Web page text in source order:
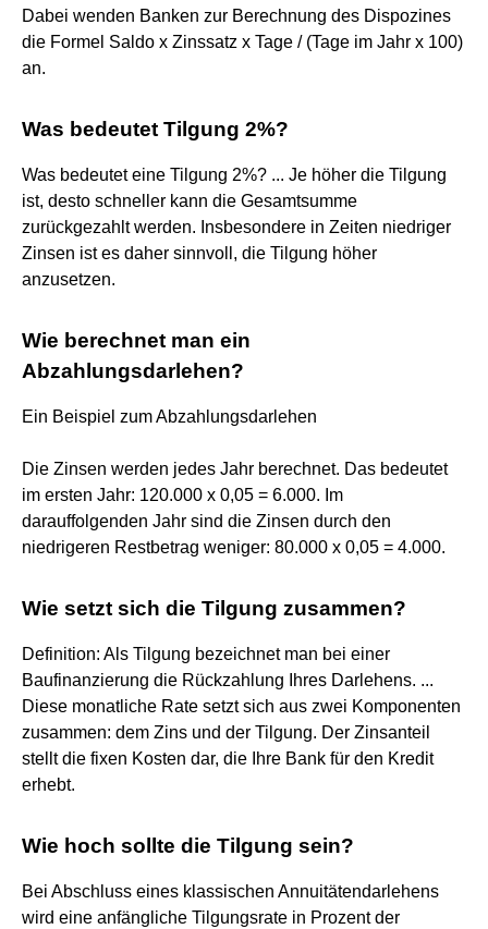
Dabei wenden Banken zur Berechnung des Dispozines
die Formel Saldo x Zinssatz x Tage / (Tage im Jahr x 100)
an.
Was bedeutet Tilgung 2%?
Was bedeutet eine Tilgung 2%? ... Je höher die Tilgung
ist, desto schneller kann die Gesamtsumme
zurückgezahlt werden. Insbesondere in Zeiten niedriger
Zinsen ist es daher sinnvoll, die Tilgung höher
anzusetzen.
Wie berechnet man ein
Abzahlungsdarlehen?
Ein Beispiel zum Abzahlungsdarlehen
‌Die Zinsen werden jedes Jahr berechnet. Das bedeutet
im ersten Jahr: 120.000 x 0,05 = 6.000. Im
darauffolgenden Jahr sind die Zinsen durch den
niedrigeren Restbetrag weniger: 80.000 x 0,05 = 4.000.
Wie setzt sich die Tilgung zusammen?
Definition: Als Tilgung bezeichnet man bei einer
Baufinanzierung die Rückzahlung Ihres Darlehens. ...
Diese monatliche Rate setzt sich aus zwei Komponenten
zusammen: dem Zins und der Tilgung. Der Zinsanteil
stellt die fixen Kosten dar, die Ihre Bank für den Kredit
erhebt.
Wie hoch sollte die Tilgung sein?
Bei Abschluss eines klassischen Annuitätendarlehens
wird eine anfängliche Tilgungsrate in Prozent der